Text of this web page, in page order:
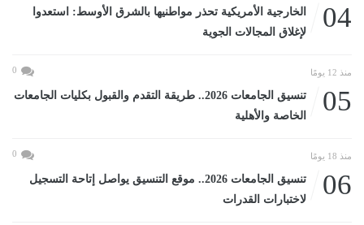
04
الخارجية الأمريكية تحذر مواطنيها بالشرق الأوسط: استعدوا
لإغلاق المجالات الجوية
منذ 12 يومًا 0
05
تنسيق الجامعات 2026.. طريقة التقدم والقبول بكليات الجامعات
الخاصة والأهلية
منذ 18 يومًا 0
06
تنسيق الجامعات 2026.. موقع التنسيق يواصل إتاحة التسجيل
لاختبارات القدرات